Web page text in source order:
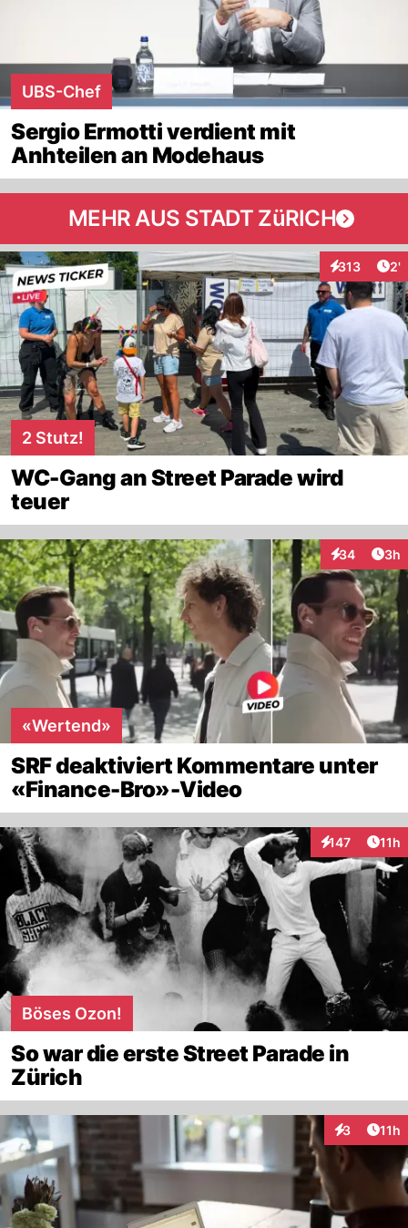
UBS-Chef
Sergio Ermotti verdient mit
Anhteilen an Modehaus
MEHR AUS STADT ZüRICH
313
Interaktionen
2'
2 Stutz!
WC-Gang an Street Parade wird
teuer
34
Interaktionen
3h
«Wertend»
SRF deaktiviert Kommentare unter
«Finance-Bro»-Video
147
Interaktionen
11h
Böses Ozon!
So war die erste Street Parade in
Zürich
3 11h